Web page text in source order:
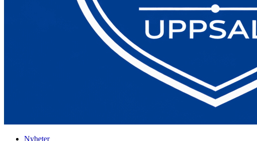
Nyheter